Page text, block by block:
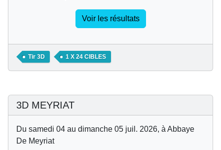
Voir les résultats
Tir 3D 1 X 24 CIBLES
3D MEYRIAT
Du samedi 04 au dimanche 05 juil. 2026, à Abbaye
De Meyriat